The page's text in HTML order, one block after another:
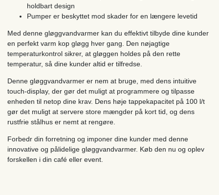
holdbart design
Pumper er beskyttet mod skader for en længere levetid
Med denne gløggvandvarmer kan du effektivt tilbyde dine kunder
en perfekt varm kop gløgg hver gang. Den nøjagtige
temperaturkontrol sikrer, at gløggen holdes på den rette
temperatur, så dine kunder altid er tilfredse.
Denne gløggvandvarmer er nem at bruge, med dens intuitive
touch-display, der gør det muligt at programmere og tilpasse
enheden til netop dine krav. Dens høje tappekapacitet på 100 l/t
gør det muligt at servere store mængder på kort tid, og dens
rustfrie stålhus er nemt at rengøre.
Forbedr din forretning og imponer dine kunder med denne
innovative og pålidelige gløggvandvarmer. Køb den nu og oplev
forskellen i din café eller event.